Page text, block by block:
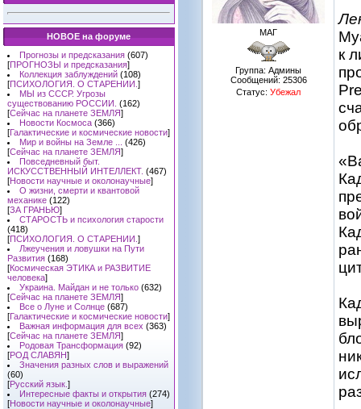
НОВОЕ на форуме
Прогнозы и предсказания (607)
[ПРОГНОЗЫ и предсказания]
Коллекция заблуждений (108)
[ПСИХОЛОГИЯ. О СТАРЕНИИ. ]
МЫ из СССР. Угрозы
существованию РОССИИ. (162)
[Сейчас на планете ЗЕМЛЯ]
Новости Космоса (366)
[Галактические и космические новости]
Мир и войны на Земле ...
(426)
[Сейчас на планете ЗЕМЛЯ]
Повседневный быт.
ИСКУССТВЕННЫЙ ИНТЕЛЛЕКТ. (467)
[Новости научные и околонаучные]
О жизни, смерти и квантовой
механике (122)
[ЗА ГРАНЬЮ]
СТАРОСТЬ и психология старости
(418)
[ПСИХОЛОГИЯ. О СТАРЕНИИ. ]
Лжеучения и ловушки на Пути
Развития (168)
[Космическая ЭТИКА и РАЗВИТИЕ
человека]
Украина. Майдан и не только (632)
[Сейчас на планете ЗЕМЛЯ]
Все о Луне и Солнце (687)
[Галактические и космические новости]
Важная информация для всех (363)
[Сейчас на планете ЗЕМЛЯ]
Родовая Трансформация (92)
[РОД СЛАВЯН]
Значения разных слов и выражений
(60)
[Русский язык. ]
Интересные факты и открытия (274)
[Новости научные и околонаучные]
МАГ
Группа: Админы
Сообщений: 25306
Статус: Убежал
к